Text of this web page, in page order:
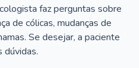
faz perguntas sobre
de cólicas, mudanças de
Se desejar, a paciente
dúvidas.